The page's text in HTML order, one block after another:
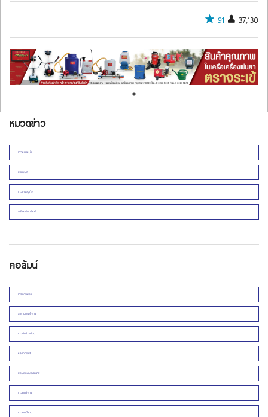
91 37,130
หมวดข่าว
ข่าวหน้าหนึ่ง
ยานยนต์
ข่าวเศรษฐกิจ
อสังหาริมทรัพย์
คอลัมน์
ข่าวการเมือง
สารานุกรมโคราช
ข่าวดิบข่าวด่วน
หลากกระแส
ย้อนเรื่องเมืองโคราช
ข่าวคนโคราช
ข่าวคนอีสาน